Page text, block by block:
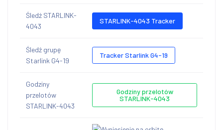
Śledź STARLINK-
4043
STARLINK-4043 Tracker
Śledź grupę
Starlink G4-19
Tracker Starlink G4-19
Godziny
przelotów
STARLINK-4043
Godziny przelotów
STARLINK-4043